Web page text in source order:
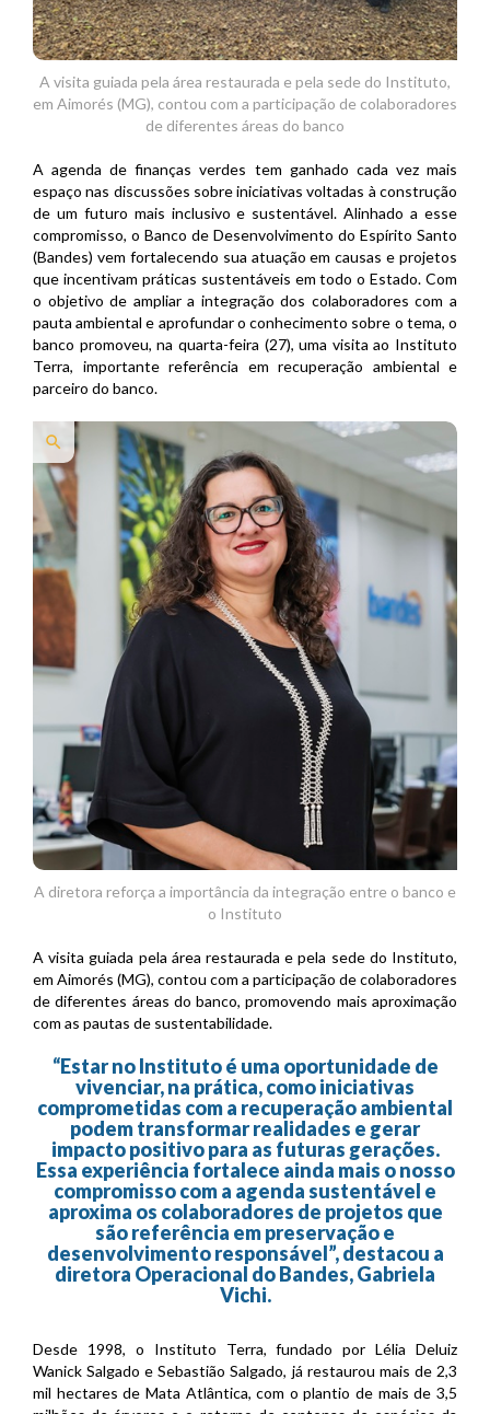
A visita guiada pela área restaurada e pela sede do Instituto,
em Aimorés (MG), contou com a participação de colaboradores
de diferentes áreas do banco
A agenda de finanças verdes tem ganhado cada vez mais
espaço nas discussões sobre iniciativas voltadas à construção
de um futuro mais inclusivo e sustentável. Alinhado a esse
compromisso, o Banco de Desenvolvimento do Espírito Santo
(Bandes) vem fortalecendo sua atuação em causas e projetos
que incentivam práticas sustentáveis em todo o Estado. Com
o objetivo de ampliar a integração dos colaboradores com a
pauta ambiental e aprofundar o conhecimento sobre o tema, o
banco promoveu, na quarta-feira (27), uma visita ao Instituto
Terra, importante referência em recuperação ambiental e
parceiro do banco.
search
A diretora reforça a importância da integração entre o banco e
o Instituto
A visita guiada pela área restaurada e pela sede do Instituto,
em Aimorés (MG), contou com a participação de colaboradores
de diferentes áreas do banco, promovendo mais aproximação
com as pautas de sustentabilidade.
“Estar no Instituto é uma oportunidade de
vivenciar, na prática, como iniciativas
comprometidas com a recuperação ambiental
podem transformar realidades e gerar
impacto positivo para as futuras gerações.
Essa experiência fortalece ainda mais o nosso
compromisso com a agenda sustentável e
aproxima os colaboradores de projetos que
são referência em preservação e
desenvolvimento responsável”, destacou a
diretora Operacional do Bandes, Gabriela
Vichi.
Desde 1998, o Instituto Terra, fundado por Lélia Deluiz
Wanick Salgado e Sebastião Salgado, já restaurou mais de 2,3
mil hectares de Mata Atlântica, com o plantio de mais de 3,5